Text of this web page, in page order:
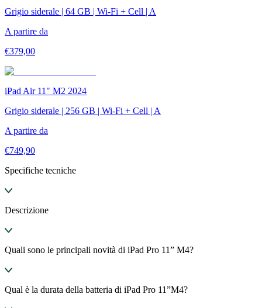
Grigio siderale | 64 GB | Wi-Fi + Cell | A
A partire da
€379,00
iPad Air 11" M2 2024
Grigio siderale | 256 GB | Wi-Fi + Cell | A
A partire da
€749,90
Specifiche tecniche
Descrizione
Quali sono le principali novità di iPad Pro 11” M4?
Qual è la durata della batteria di iPad Pro 11”M4?